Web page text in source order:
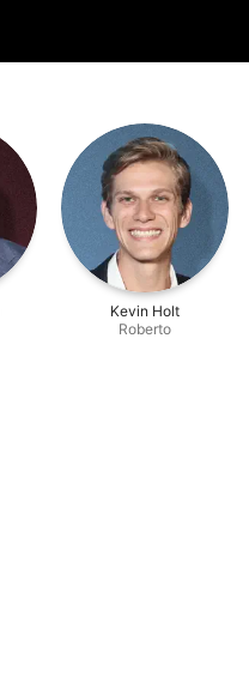
Kevin Holt
Roberto